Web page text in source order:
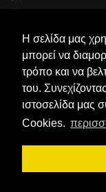
Η σελίδα μας
μπορεί να
τρόπο και να
του.
ιστοσελίδα μας
Cookies.
ΔΙΑΜΟΝΗ